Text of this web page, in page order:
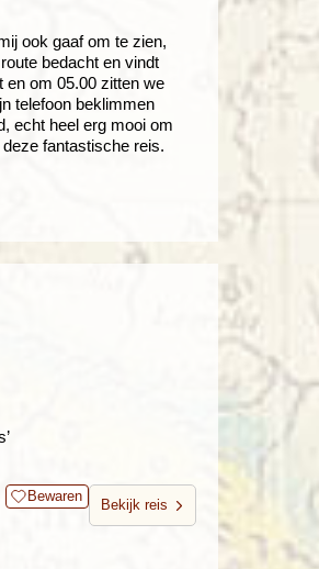
ook gaaf om te zien,
bedacht en vindt
en om 05.00 zitten we
telefoon beklimmen
echt heel erg mooi om
fantastische reis.
Bewaren
Bekijk reis